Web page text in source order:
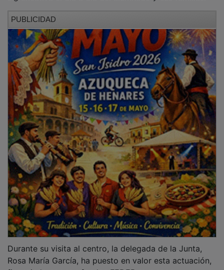
Rosa María García, ha puesto en valor esta actuación,
financiada por con fondos FEDER europeos,